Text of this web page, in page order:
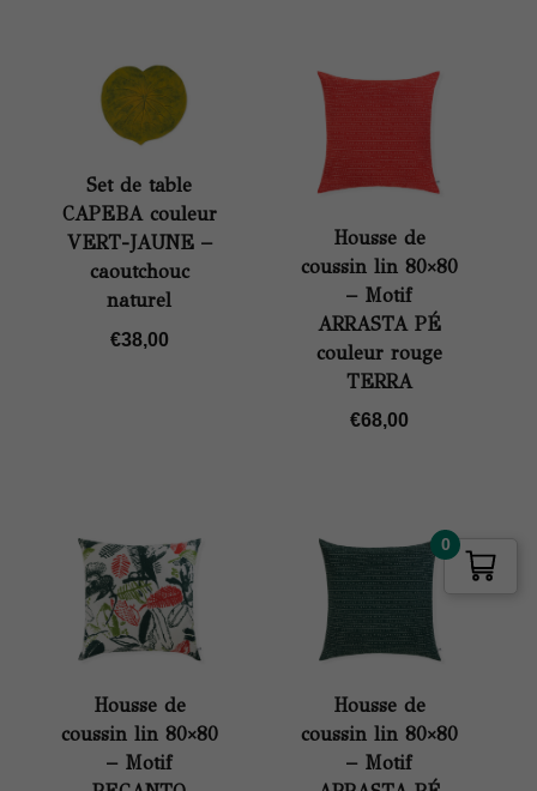
Set de table
CAPEBA couleur
VERT-JAUNE –
caoutchouc
naturel
€38,00
Housse de
coussin lin 80×80
– Motif
ARRASTA PÉ
couleur rouge
TERRA
€68,00
Housse de
coussin lin 80×80
– Motif
Housse de
coussin lin 80×80
– Motif
0